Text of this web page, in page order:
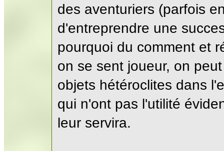
des aventuriers (parfois
d'entreprendre une
pourquoi du comment et
on se sent joueur, on
objets hétéroclites dans
qui n'ont pas l'utilité
leur servira.